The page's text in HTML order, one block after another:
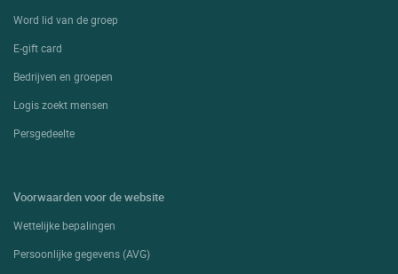
Word lid van de groep
E-gift card
Bedrijven en groepen
Logis zoekt mensen
Persgedeelte
Voorwaarden voor de website
Wettelijke bepalingen
Persoonlijke gegevens (AVG)